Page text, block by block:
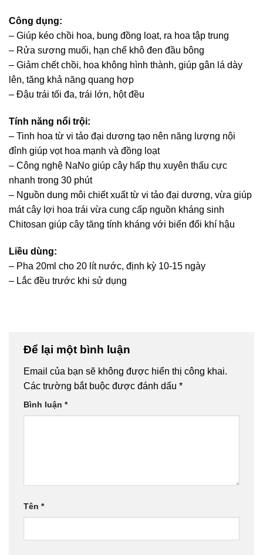
Công dụng:
– Giúp kéo chồi hoa, bung đồng loạt, ra hoa tập trung
– Rửa sương muối, hạn chế khô đen đầu bông
– Giảm chết chồi, hoa không hình thành, giúp gân lá dày
lên, tăng khả năng quang hợp
– Đậu trái tối đa, trái lớn, hột đều
Tính năng nổi trội:
– Tinh hoa từ vi tảo đại dương tạo nên năng lượng nội
đỉnh giúp vọt hoa mạnh và đồng loạt
– Công nghệ NaNo giúp cây hấp thụ xuyên thấu cực
nhanh trong 30 phút
– Nguồn dung môi chiết xuất từ vi tảo đại dương, vừa giúp
mát cây lợi hoa trái vừa cung cấp nguồn kháng sinh
Chitosan giúp cây tăng tính kháng với biến đổi khí hậu
Liều dùng:
– Pha 20ml cho 20 lít nước, định kỳ 10-15 ngày
– Lắc đều trước khi sử dụng
Để lại một bình luận
Email của bạn sẽ không được hiển thị công khai.
Các trường bắt buộc được đánh dấu *
Bình luận *
Tên *